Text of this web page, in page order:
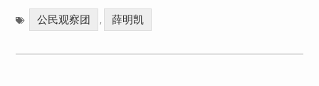
公民观察团 , 薛明凯